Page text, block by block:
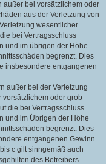
außer bei vorsätzlichem oder
aus der Verletzung von
wesentlicher
bei Vertragsschluss
und im übrigen der Höhe
begrenzt. Dies
insbesondere entgangenen
außer bei der Verletzung
vorsätzlichem oder grob
die bei Vertragsschluss
und im Übrigen der Höhe
begrenzt. Dies
entgangenen Gewinn.
c gilt sinngemäß auch
des Betreibers.